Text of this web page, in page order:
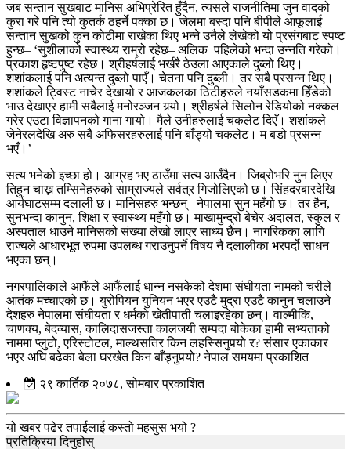
जब सन्तान सुखबाट मानिस अभिप्रेरित हुँदैन, त्यसले राजनीतिमा जुन वादको
कुरा गरे पनि त्यो कुतर्क ठहर्ने पक्का छ। जेलमा बस्दा पनि बीपीले आफूलाई
सन्तान सुखको कुन कोटीमा राखेका थिए भन्ने उनैले लेखेको यो प्रसंगबाट स्पष्ट
हुन्छ– ‘सुशीलाको स्वास्थ्य राम्रो रहेछ– अलिक पहिलेको भन्दा उन्नति गरेको।
प्रकाश हृष्टपुष्ट रहेछ। श्रीहर्षलाई भर्खरै ठेउला आएकाले दुब्लो थिए।
शशांकलाई पनि अत्यन्त दुब्लो पाएँ। चेतना पनि दुब्ली। तर सबै प्रसन्न थिए।
शशांकले ट्विस्ट नाचेर देखायो र आजकलका ठिटीहरुले नयाँसडकमा हिँडेको
भाउ देखाएर हामी सबैलाई मनोरञ्जन गर्‍यो। श्रीहर्षले सिलोन रेडियोको नक्कल
गरेर एउटा विज्ञापनको गाना गायो। मैले उनीहरुलाई चकलेट दिएँ। शशांकले
जेनेरलदेखि अरु सबै अफिसरहरुलाई पनि बाँड्यो चकलेट। म बडो प्रसन्न
भएँ।’
सत्य भनेको इच्छा हो। आग्रह भए ठाउँमा सत्य आउँदैन। जिब्रोभरि नुन लिएर
तिहुन चाख्न तम्सिनेहरुको साम्राज्यले सर्वत्र गिजोलिएको छ। सिंहदरबारदेखि
आर्यघाटसम्म दलाली छ। मानिसहरु भन्छन्– नेपालमा सुन महँगो छ। तर हैन,
सुनभन्दा कानुन, शिक्षा र स्वास्थ्य महँगो छ। माखामुन्द्रो बेचेर अदालत, स्कुल र
अस्पताल धाउने मानिसको संख्या लेखो लाएर साध्य छैन। नागरिकका लागि
राज्यले आधारभूत रुपमा उपलब्ध गराउनुपर्ने विषय नै दलालीका भरपर्दो साधन
भएका छन्।
नगरपालिकाले आफैंले आफैंलाई धान्न नसकेको देशमा संघीयता नामको चरीले
आतंक मच्चाएको छ। युरोपियन युनियन भएर एउटै मुद्रा एउटै कानुन चलाउने
देशहरु नेपालमा संघीयता र धर्मको खेतीपाती चलाइरहेका छन्। वाल्मीकि,
चाणक्य, बेदव्यास, कालिदासजस्ता कालजयी सम्पदा बोकेका हामी सभ्यताको
नाममा प्लुटो, एरिस्टोटल, माल्थसतिर किन लहस्सिनुपर्‍यो र? संसार एकाकार
भएर अघि बढेका बेला घरखेत किन बाँड्नुपर्‍यो? नेपाल समयमा प्रकाशित
२९ कार्तिक २०७८, सोमबार प्रकाशित
यो खबर पढेर तपाईलाई कस्तो महसुस भयो ?
प्रतिक्रिया दिनुहोस्